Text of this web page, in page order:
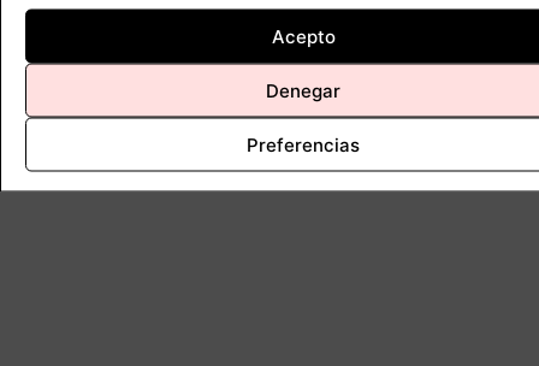
Acepto
Denegar
Preferencias